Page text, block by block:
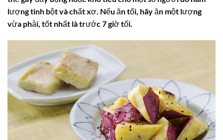
lượng tinh bột và chất xơ. Nếu ăn tối, hãy ăn một lượng
vừa phải, tốt nhất là trước 7 giờ tối.